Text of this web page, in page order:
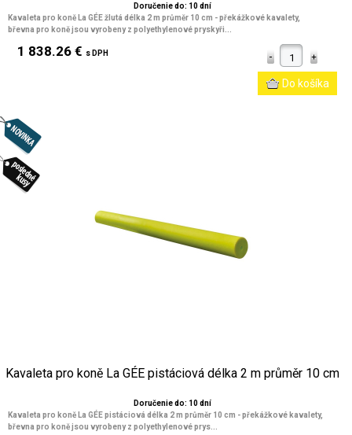
Doručenie do: 10 dní
Kavaleta pro koně La GÉE žlutá délka 2 m průměr 10 cm - překážkové kavalety,
břevna pro koně jsou vyrobeny z polyethylenové pryskyři...
1 838.26 € s DPH
Kavaleta pro koně La GÉE pistáciová délka 2 m průměr 10 cm
Doručenie do: 10 dní
Kavaleta pro koně La GÉE pistáciová délka 2 m průměr 10 cm - překážkové kavalety,
břevna pro koně jsou vyrobeny z polyethylenové prys...